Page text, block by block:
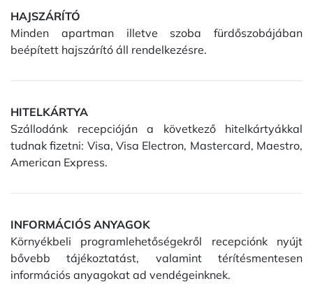
HAJSZÁRÍTÓ
Minden apartman illetve szoba fürdőszobájában
beépített hajszárító áll rendelkezésre.
HITELKÁRTYA
Szállodánk recepcióján a következő hitelkártyákkal
tudnak fizetni: Visa, Visa Electron, Mastercard, Maestro,
American Express.
INFORMÁCIÓS ANYAGOK
Környékbeli programlehetőségekről recepciónk nyújt
bővebb tájékoztatást, valamint térítésmentesen
információs anyagokat ad vendégeinknek.